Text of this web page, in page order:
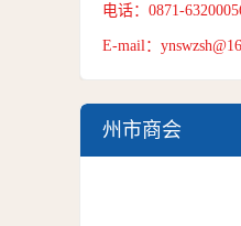
电话：0871-
E-mail：
州市商会